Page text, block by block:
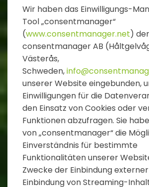
Wir haben das Einwilligungs-
Tool „consentmanager“
(www.consentmanager.net) der
consentmanager AB
Västerås,
Schweden,
unserer Website eingebunden,
Einwilligungen für die
den Einsatz von Cookies oder
Funktionen abzufragen. Sie
von „consentmanager“ die
Einverständnis für bestimmte
Funktionalitäten unserer
Zwecke der Einbindung
Einbindung von Streaming-